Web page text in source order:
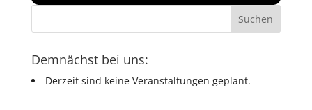
Demnächst bei uns:
Derzeit sind keine Veranstaltungen geplant.